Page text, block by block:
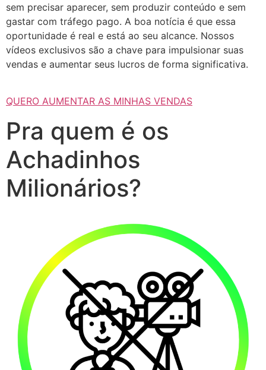
sem precisar aparecer, sem produzir conteúdo e sem
gastar com tráfego pago. A boa notícia é que essa
oportunidade é real e está ao seu alcance. Nossos
vídeos exclusivos são a chave para impulsionar suas
vendas e aumentar seus lucros de forma significativa.
QUERO AUMENTAR AS MINHAS VENDAS
Pra quem é os
Achadinhos
Milionários?